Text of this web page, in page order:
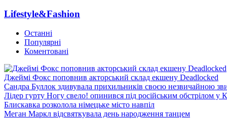
Lifestyle&Fashion
Останні
Популярні
Коментовані
Джеймі Фокс поповнив акторський склад екшену Deadlocked
Сандра Буллок здивувала прихильників своєю незвичайною
Лідер гурту Ногу свело! опинився під російським обстрілом у
Блискавка розколола німецьке місто навпіл
Меган Маркл відсвяткувала день народження танцем